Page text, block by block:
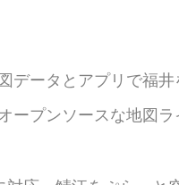
データとアプリで福
ープンソースな地図